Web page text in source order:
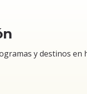
y destinos